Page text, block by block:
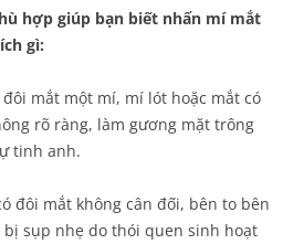
hợp giúp bạn biết nhấn mí mắt
gì:
mắt một mí, mí lót hoặc mắt có
rõ ràng, làm gương mặt trông
tinh anh.
đôi mắt không cân đối, bên to bên
bị sụp nhẹ do thói quen sinh hoạt